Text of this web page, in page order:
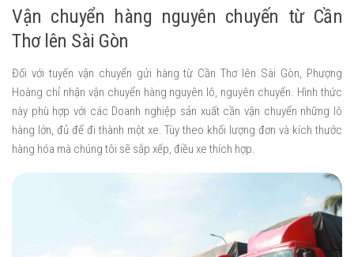
Vận chuyển hàng nguyên chuyến từ Cần
Thơ lên Sài Gòn
Đối với tuyến vận chuyển gửi hàng từ Cần Thơ lên Sài Gòn, Phượng
Hoàng chỉ nhận vận chuyển hàng nguyên lô, nguyên chuyến. Hình thức
này phù hợp với các Doanh nghiệp sản xuất cần vận chuyển những lô
hàng lớn, đủ để đi thành một xe. Tùy theo khối lượng đơn và kích thước
hàng hóa mà chúng tôi sẽ sắp xếp, điều xe thích hợp.